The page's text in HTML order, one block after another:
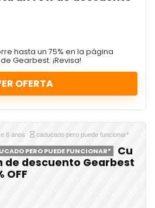
hasta un 75% en la página
Gearbest. ¡Revisa!
OFERTA
6 anos caducado pero puede funcionar*
PERO PUEDE FUNCIONAR*
Cu
de descuento Gearbest
OFF